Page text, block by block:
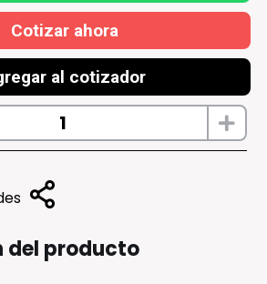
Cotizar ahora
al cotizador
del producto